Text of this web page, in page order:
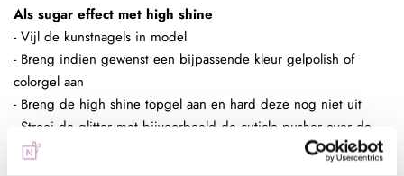
Als sugar effect met high shine
- Vijl de kunstnagels in model
- Breng indien gewenst een bijpassende kleur gelpolish of
colorgel aan
- Breng de high shine topgel aan en hard deze nog niet uit
- Strooi de glitter met bijvoorbeeld de cuticle pusher over de
nagel en hard vervolgens uit (2 minuten UV of 30 sec in LED)